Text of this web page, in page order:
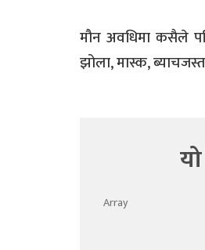
मौन अवधिमा कसैले
झोला, मास्क,
Array